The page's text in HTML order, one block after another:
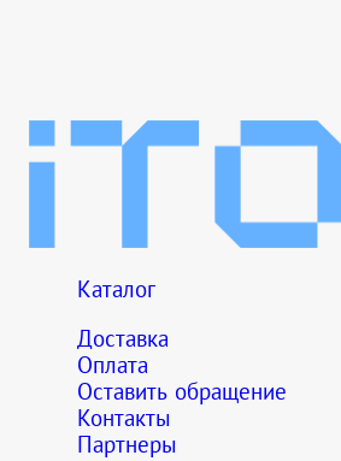
Каталог
Доставка
Оплата
Оставить обращение
Контакты
Партнеры